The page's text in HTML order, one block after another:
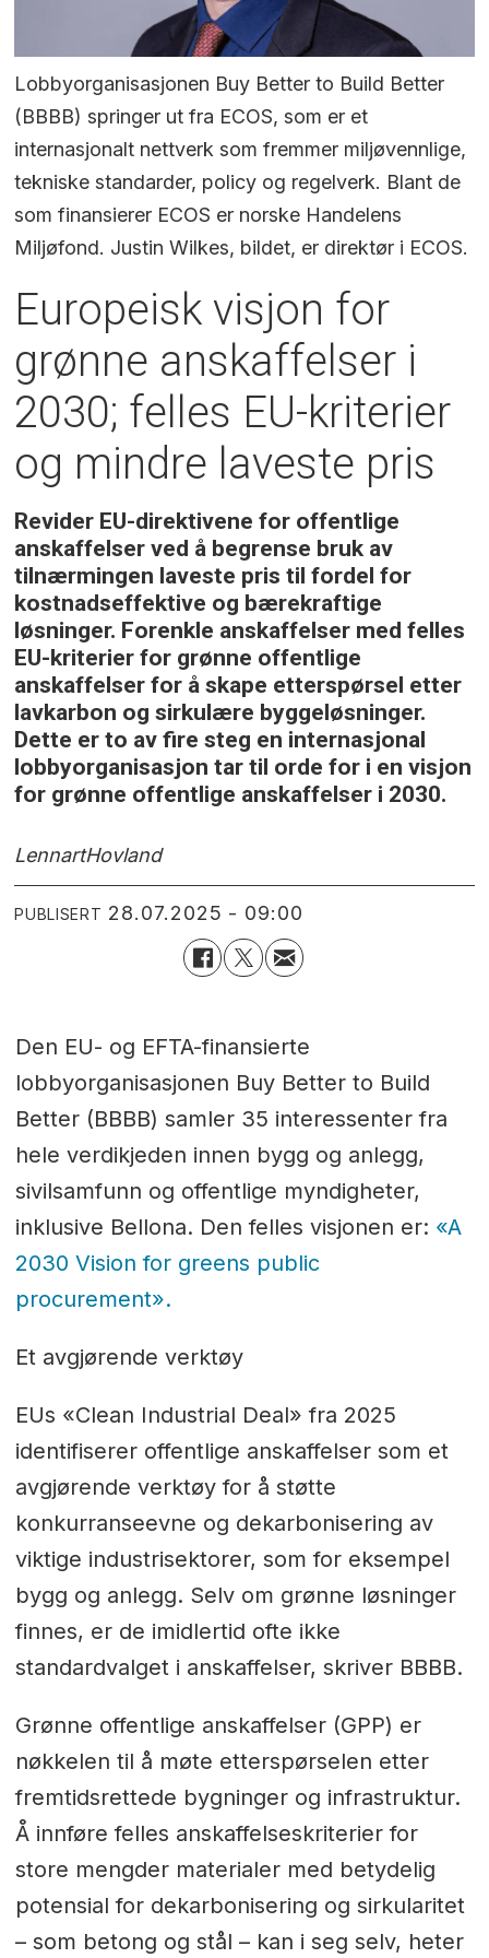
Lobbyorganisasjonen Buy Better to Build Better
(BBBB) springer ut fra ECOS, som er et
internasjonalt nettverk som fremmer miljøvennlige,
tekniske standarder, policy og regelverk. Blant de
som finansierer ECOS er norske Handelens
Miljøfond. Justin Wilkes, bildet, er direktør i ECOS.
Europeisk visjon for
grønne anskaffelser i
2030; felles EU-kriterier
og mindre laveste pris
Revider EU-direktivene for offentlige
anskaffelser ved å begrense bruk av
tilnærmingen laveste pris til fordel for
kostnadseffektive og bærekraftige
løsninger. Forenkle anskaffelser med felles
EU-kriterier for grønne offentlige
anskaffelser for å skape etterspørsel etter
lavkarbon og sirkulære byggeløsninger.
Dette er to av fire steg en internasjonal
lobbyorganisasjon tar til orde for i en visjon
for grønne offentlige anskaffelser i 2030.
LennartHovland
PUBLISERT 28.07.2025 - 09:00
Den EU- og EFTA-finansierte
lobbyorganisasjonen Buy Better to Build
Better (BBBB) samler 35 interessenter fra
hele verdikjeden innen bygg og anlegg,
sivilsamfunn og offentlige myndigheter,
inklusive Bellona. Den felles visjonen er: «A
2030 Vision for greens public
procurement».
Et avgjørende verktøy
EUs «Clean Industrial Deal» fra 2025
identifiserer offentlige anskaffelser som et
avgjørende verktøy for å støtte
konkurranseevne og dekarbonisering av
viktige industrisektorer, som for eksempel
bygg og anlegg. Selv om grønne løsninger
finnes, er de imidlertid ofte ikke
standardvalget i anskaffelser, skriver BBBB.
Grønne offentlige anskaffelser (GPP) er
nøkkelen til å møte etterspørselen etter
fremtidsrettede bygninger og infrastruktur.
Å innføre felles anskaffelseskriterier for
store mengder materialer med betydelig
potensial for dekarbonisering og sirkularitet
– som betong og stål – kan i seg selv, heter